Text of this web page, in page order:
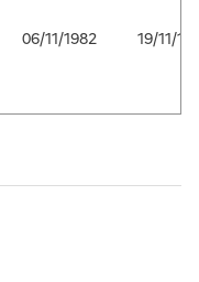
06/11/1982 19/11/